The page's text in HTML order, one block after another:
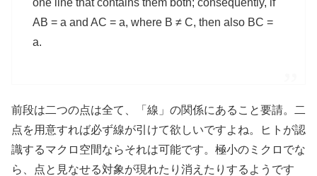
AB = a and AC = a, where B ≠ C, then also BC =
a.
前段は二つの点は全て、「線」の関係にあること要請。二
点を用意すれば必ず線が引けて欲しいですよね。ヒトが認
識するマクロ空間ならそれは可能です。極小のミクロでな
ら、点と見なせる対象が現れたり消えたりするようです